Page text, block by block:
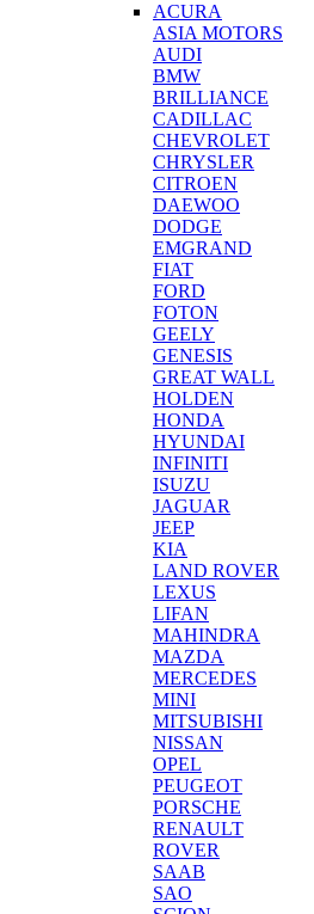
ACURA
ASIA MOTORS
AUDI
BMW
BRILLIANCE
CADILLAC
CHEVROLET
CHRYSLER
CITROEN
DAEWOO
DODGE
EMGRAND
FIAT
FORD
FOTON
GEELY
GENESIS
GREAT WALL
HOLDEN
HONDA
HYUNDAI
INFINITI
ISUZU
JAGUAR
JEEP
KIA
LAND ROVER
LEXUS
LIFAN
MAHINDRA
MAZDA
MERCEDES
MINI
MITSUBISHI
NISSAN
OPEL
PEUGEOT
PORSCHE
RENAULT
ROVER
SAAB
SAO